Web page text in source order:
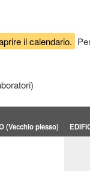
il calendario.
(Vecchio plesso)